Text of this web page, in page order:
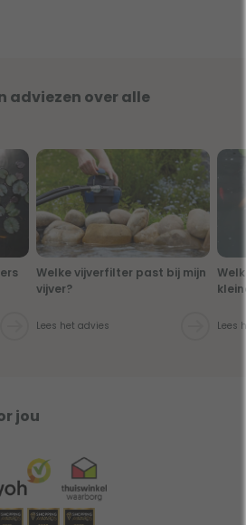
adviezen over alle
Welke vijverfilter past bij mijn
vijver?
Lees het advies Lees
jou